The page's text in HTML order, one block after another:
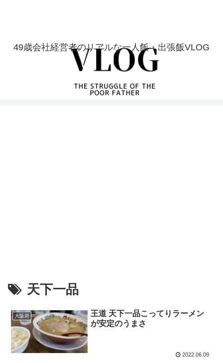
49歳会社経営者のリアルな一人飯・出張飯VLOG
天下一品
大阪府
王道 天下一品こってりラーメン
が安定のうまさ
2022.06.09